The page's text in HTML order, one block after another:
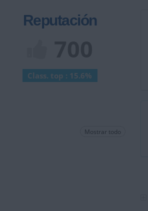
Reputación
Class. top : 15.6%
Mostrar todo